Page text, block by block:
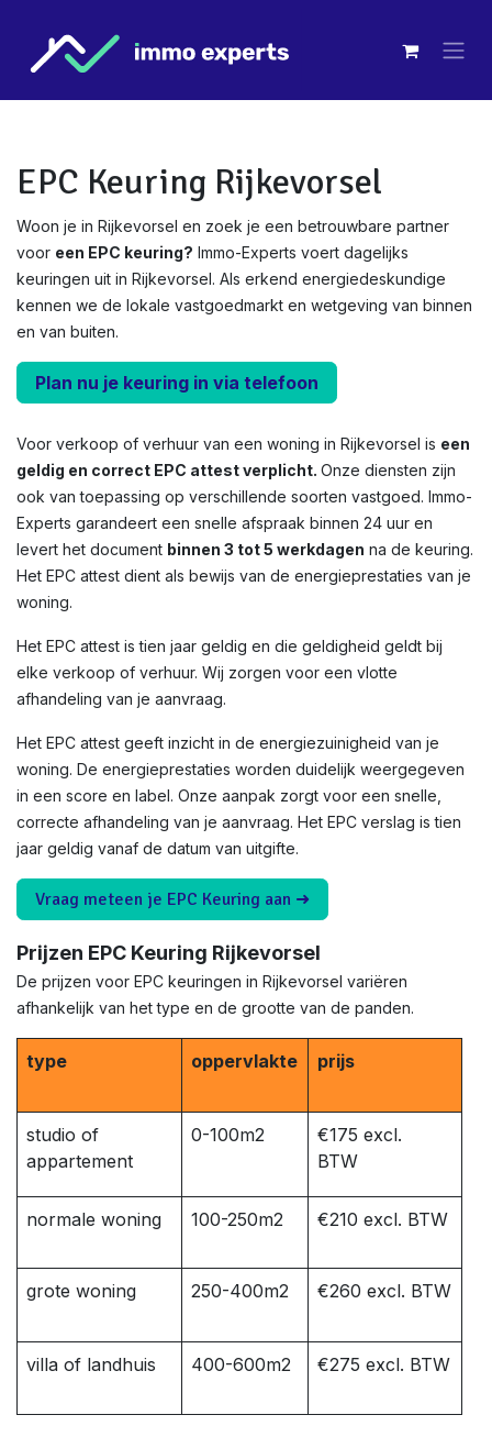
EPC Keuring Rijkevorsel
Woon je in Rijkevorsel en zoek je een betrouwbare partner
voor een EPC keuring? Immo-Experts voert dagelijks
keuringen uit in Rijkevorsel. Als erkend energiedeskundige
kennen we de lokale vastgoedmarkt en wetgeving van binnen
en van buiten.
Plan nu je keuring in via telefoon
Voor verkoop of verhuur van een woning in Rijkevorsel is een
geldig en correct EPC attest verplicht. Onze diensten zijn
ook van toepassing op verschillende soorten vastgoed. Immo-
Experts garandeert een snelle afspraak binnen 24 uur en
levert het document binnen 3 tot 5 werkdagen na de keuring.
Het EPC attest dient als bewijs van de energieprestaties van je
woning.
Het EPC attest is tien jaar geldig en die geldigheid geldt bij
elke verkoop of verhuur. Wij zorgen voor een vlotte
afhandeling van je aanvraag.
Het EPC attest geeft inzicht in de energiezuinigheid van je
woning. De energieprestaties worden duidelijk weergegeven
in een score en label. Onze aanpak zorgt voor een snelle,
correcte afhandeling van je aanvraag. Het EPC verslag is tien
jaar geldig vanaf de datum van uitgifte.
Vraag meteen je EPC Keuring aan ➜
Prijzen EPC Keuring Rijkevorsel
De prijzen voor EPC keuringen in Rijkevorsel variëren
afhankelijk van het type en de grootte van de panden.
type oppervlakte prijs
studio of
appartement
0-100m2
€175 excl.
BTW
normale woning 100-250m2 €210 excl. BTW
grote woning 250-400m2 €260 excl. BTW
villa of landhuis 400-600m2 €275 excl. BTW